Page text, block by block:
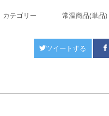
カテゴリー 常温商品(単品)
ツイートする